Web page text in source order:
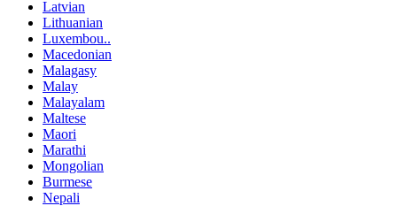
Latvian
Lithuanian
Luxembou..
Macedonian
Malagasy
Malay
Malayalam
Maltese
Maori
Marathi
Mongolian
Burmese
Nepali